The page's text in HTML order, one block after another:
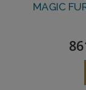
MAGIC